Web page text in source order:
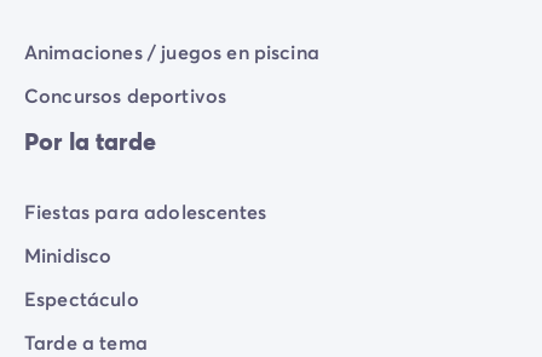
Animaciones / juegos en piscina
Concursos deportivos
Por la tarde
Fiestas para adolescentes
Minidisco
Espectáculo
Tarde a tema